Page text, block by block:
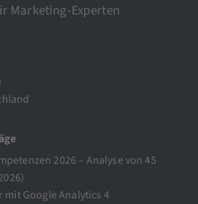
Marketing-Experten
2026 – Analyse von 45
mit Google Analytics 4